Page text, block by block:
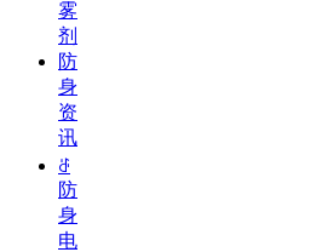
雾
剂
防
身
资
讯
ꁕ
防
身
电